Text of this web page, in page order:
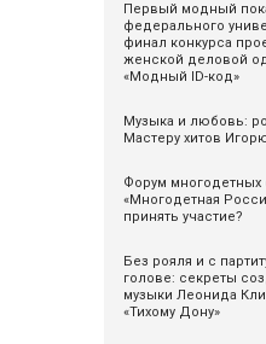
Первый модный
федерального
финал конкурса
женской деловой
«Модный ID-код»
Музыка и любовь:
Мастеру хитов
Форум многодетных
«Многодетная
принять участие?
Без рояля и с
голове: секреты
музыки Леонида
«Тихому Дону»